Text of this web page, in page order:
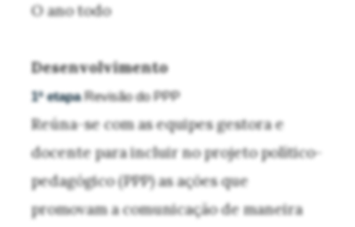
O ano todo
Desenvolvimento
1ª etapaRevisão do PPP
Reúna-se com as equipes gestora e
docente para incluir no projeto político-
pedagógico (PPP) as ações que
promovam a comunicação de maneira